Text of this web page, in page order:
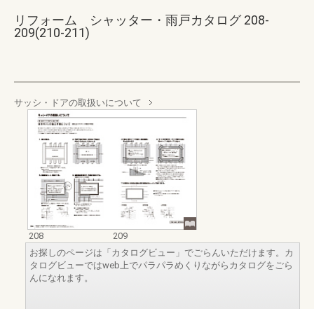
リフォーム シャッター・雨戸カタログ 208-
209(210-211)
サッシ・ドアの取扱いについて
208
209
お探しのページは「カタログビュー」でごらんいただけます。カ
タログビューではweb上でパラパラめくりながらカタログをごら
んになれます。